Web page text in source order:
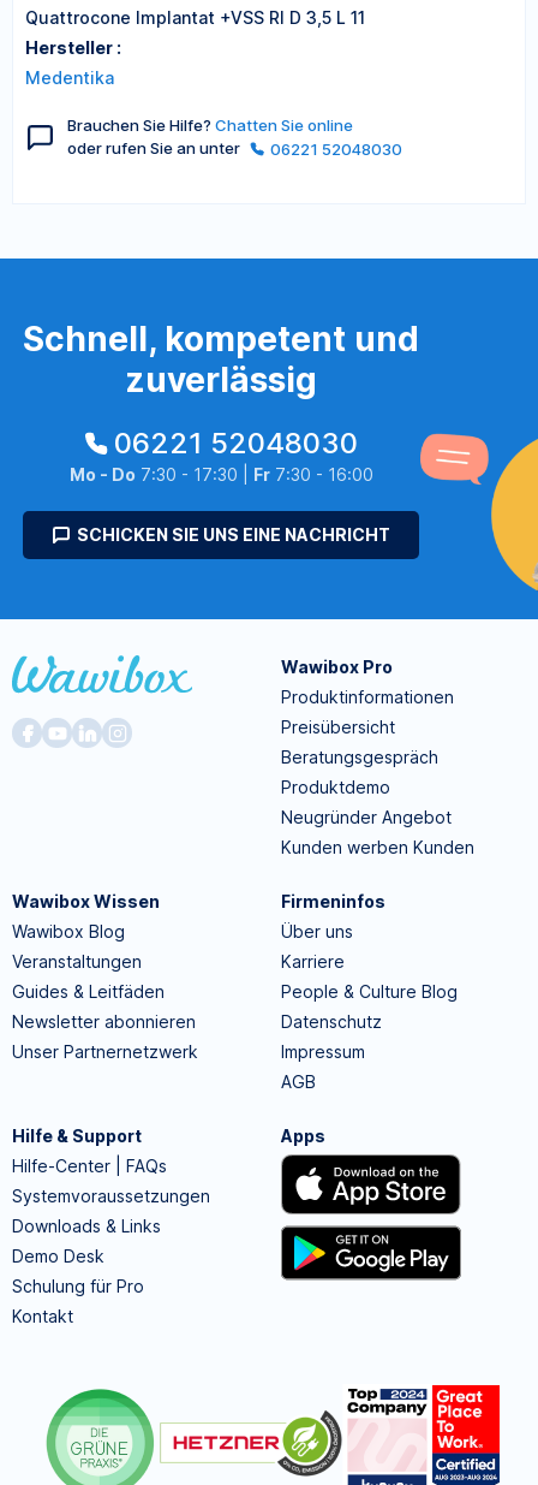
Quattrocone Implantat +VSS RI D 3,5 L 11
Hersteller :
Medentika
Brauchen Sie Hilfe? Chatten Sie online
oder rufen Sie an unter
06221 52048030
Schnell, kompetent und
zuverlässig
06221 52048030
Mo - Do 7:30 - 17:30 | Fr7:30 - 16:00
SCHICKEN SIE UNS EINE NACHRICHT
Wawibox Pro
Produktinformationen
Preisübersicht
Beratungsgespräch
Produktdemo
Neugründer Angebot
Kunden werben Kunden
Wawibox Wissen
Wawibox Blog
Veranstaltungen
Guides & Leitfäden
Newsletter abonnieren
Unser Partnernetzwerk
Firmeninfos
Über uns
Karriere
People & Culture Blog
Datenschutz
Impressum
AGB
Hilfe & Support
Hilfe-Center | FAQs
Systemvoraussetzungen
Downloads & Links
Demo Desk
Schulung für Pro
Kontakt
Apps